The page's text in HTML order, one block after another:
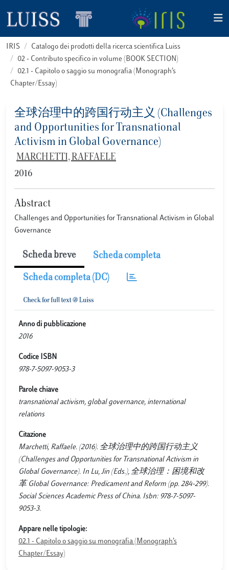
IRIS
Catalogo dei prodotti della ricerca scientifica Luiss
02 - Contributo specifico in volume (BOOK SECTION)
02.1 - Capitolo o saggio su monografia (Monograph’s
Chapter/Essay)
全球治理中的跨国行动主义 (Challenges
and Opportunities for Transnational
Activism in Global Governance)
MARCHETTI, RAFFAELE
2016
Abstract
Challenges and Opportunities for Transnational Activism in Global
Governance
Scheda breve Scheda completa
Scheda completa (DC)
Anno di pubblicazione
2016
Codice ISBN
978-7-5097-9053-3
Parole chiave
transnational activism, global governance, international
relations
Citazione
Marchetti, Raffaele. (2016). 全球治理中的跨国行动主义
(Challenges and Opportunities for Transnational Activism in
Global Governance). In Lu, Jin (Eds.), 全球治理：困境和改
革 Global Governance: Predicament and Reform (pp. 284-299).
Social Sciences Academic Press of China. Isbn: 978-7-5097-
9053-3.
Appare nelle tipologie:
02.1 - Capitolo o saggio su monografia (Monograph’s
Chapter/Essay)